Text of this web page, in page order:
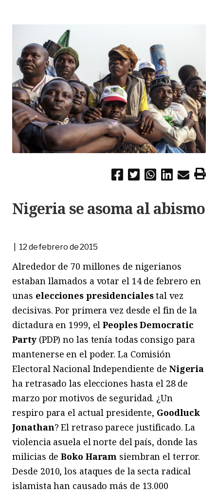
Nigeria se asoma al abismo
| 12 de febrero de 2015
Alrededor de 70 millones de nigerianos
estaban llamados a votar el 14 de febrero en
unas elecciones presidencialestal vez
decisivas. Por primera vez desde el fin de la
dictadura en 1999, elPeoples Democratic
Party(PDP) no las tenía todas consigo para
mantenerse en el poder. La Comisión
Electoral Nacional Independiente de Nigeria
ha retrasado las elecciones hasta el 28 de
marzo por motivos de seguridad. ¿Un
respiro para el actual presidente, Goodluck
Jonathan? El retraso parece justificado. La
violencia asuela el norte del país, donde las
milicias deBoko Haram siembran el terror.
Desde 2010, los ataques de la secta radical
islamista han causado más de 13.000